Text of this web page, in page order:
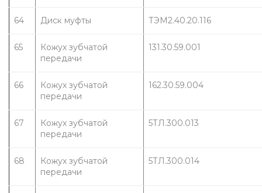
64 Диск муфты ТЭМ2.40.20.116
65
Кожух зубчатой
передачи
131.30.59.001
66
Кожух зубчатой
передачи
162.30.59.004
67
Кожух зубчатой
передачи
5ТЛ.300.013
68
Кожух зубчатой
передачи
5ТЛ.300.014